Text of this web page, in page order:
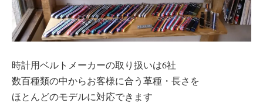
時計用ベルトメーカーの取り扱いは6社
数百種類の中からお客様に合う革種・長さを
ほとんどのモデルに対応できます